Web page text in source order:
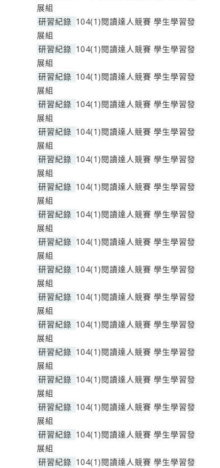
展組
研習紀錄 104(1)閱讀達人競賽 學生學習發
展組
研習紀錄 104(1)閱讀達人競賽 學生學習發
展組
研習紀錄 104(1)閱讀達人競賽 學生學習發
展組
研習紀錄 104(1)閱讀達人競賽 學生學習發
展組
研習紀錄 104(1)閱讀達人競賽 學生學習發
展組
研習紀錄 104(1)閱讀達人競賽 學生學習發
展組
研習紀錄 104(1)閱讀達人競賽 學生學習發
展組
研習紀錄 104(1)閱讀達人競賽 學生學習發
展組
研習紀錄 104(1)閱讀達人競賽 學生學習發
展組
研習紀錄 104(1)閱讀達人競賽 學生學習發
展組
研習紀錄 104(1)閱讀達人競賽 學生學習發
展組
研習紀錄 104(1)閱讀達人競賽 學生學習發
展組
研習紀錄 104(1)閱讀達人競賽 學生學習發
展組
研習紀錄 104(1)閱讀達人競賽 學生學習發
展組
研習紀錄 104(1)閱讀達人競賽 學生學習發
展組
研習紀錄 104(1)閱讀達人競賽 學生學習發
展組
研習紀錄 104(1)閱讀達人競賽 學生學習發